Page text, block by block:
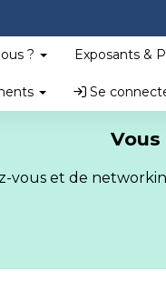
? Exposants &
Se
vous et de